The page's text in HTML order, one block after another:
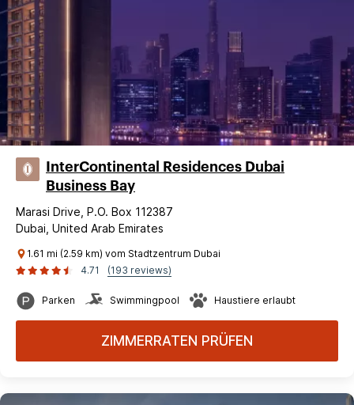
InterContinental Residences Dubai
Business Bay
Marasi Drive, P.O. Box 112387
Dubai, United Arab Emirates
1.61 mi (2.59 km) vom Stadtzentrum Dubai
4.71
(193 reviews)
Parken Swimmingpool Haustiere erlaubt
ZIMMERRATEN PRÜFEN